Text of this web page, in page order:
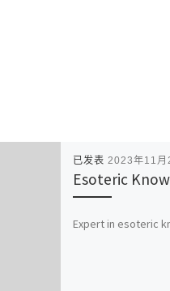
已发表 2023年11月
Esoteric
Expert in esoteric